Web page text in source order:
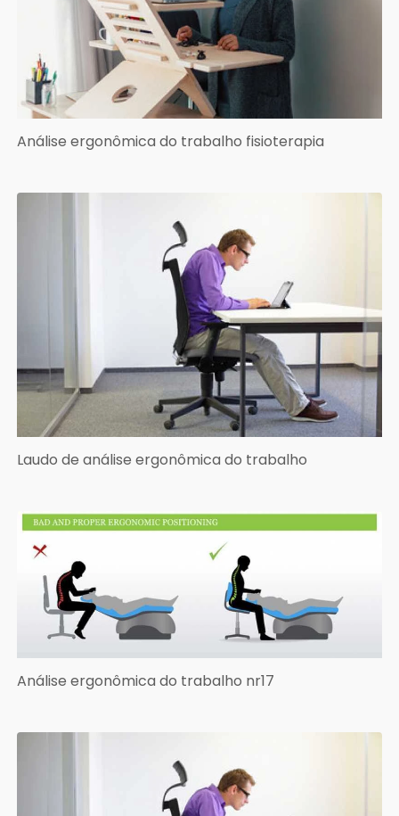
Análise ergonômica do trabalho fisioterapia
Laudo de análise ergonômica do trabalho
Análise ergonômica do trabalho nr17